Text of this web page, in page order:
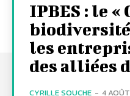
IPBES : le «
les
des alliées
CYRILLE SOUCHE - 4